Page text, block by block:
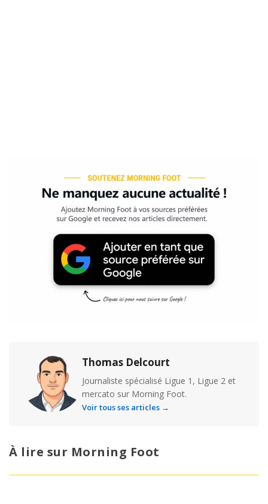
Thomas Delcourt
Journaliste spécialisé Ligue 1, Ligue 2 et
mercato sur Morning Foot.
Voir tous ses articles →
À lire sur Morning Foot